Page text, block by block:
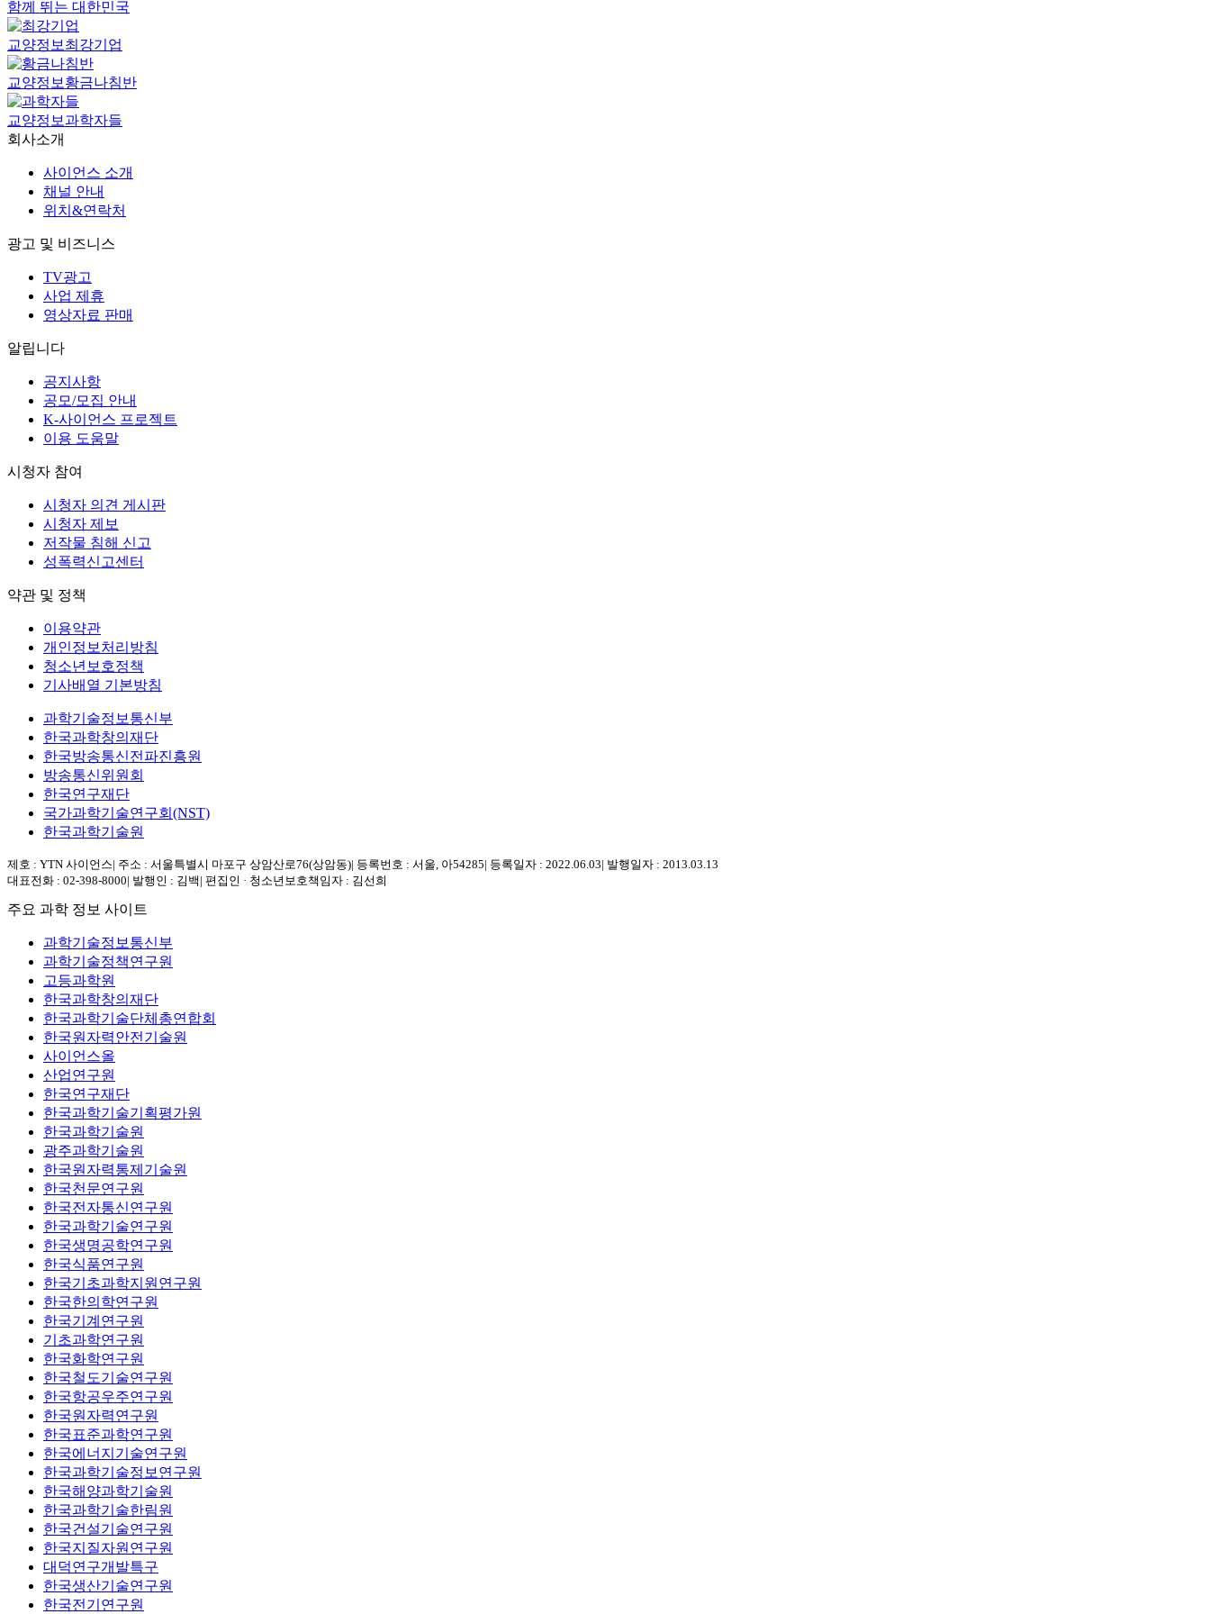
함께 뛰는 대한민국
교양정보 최강기업
교양정보 황금나침반
교양정보과학자들
회사소개
사이언스 소개
채널 안내
위치&연락처
광고 및 비즈니스
TV광고
사업 제휴
영상자료 판매
알립니다
공지사항
공모/모집 안내
K-사이언스 프로젝트
이용 도움말
시청자 참여
시청자 의견 게시판
시청자 제보
저작물 침해 신고
성폭력신고센터
약관 및 정책
이용약관
개인정보처리방침
청소년보호정책
기사배열 기본방침
과학기술정보통신부
한국과학창의재단
한국방송통신전파진흥원
방송통신위원회
한국연구재단
국가과학기술연구회(NST)
한국과학기술원
제호 : YTN 사이언스| 주소 : 서울특별시 마포구 상암산로76(상암동)| 등록번호 : 서울, 아54285| 등록일자 : 2022.06.03| 발행일자 : 2013.03.13
대표전화 : 02-398-8000| 발행인 : 김백 | 편집인 · 청소년보호책임자 : 김선희
주요 과학 정보 사이트
과학기술정보통신부
과학기술정책연구원
고등과학원
한국과학창의재단
한국과학기술단체총연합회
한국원자력안전기술원
사이언스올
산업연구원
한국연구재단
한국과학기술기획평가원
한국과학기술원
광주과학기술원
한국원자력통제기술원
한국천문연구원
한국전자통신연구원
한국과학기술연구원
한국생명공학연구원
한국식품연구원
한국기초과학지원연구원
한국한의학연구원
한국기계연구원
기초과학연구원
한국화학연구원
한국철도기술연구원
한국항공우주연구원
한국원자력연구원
한국표준과학연구원
한국에너지기술연구원
한국과학기술정보연구원
한국해양과학기술원
한국과학기술한림원
한국건설기술연구원
한국지질자원연구원
대덕연구개발특구
한국생산기술연구원
한국전기연구원